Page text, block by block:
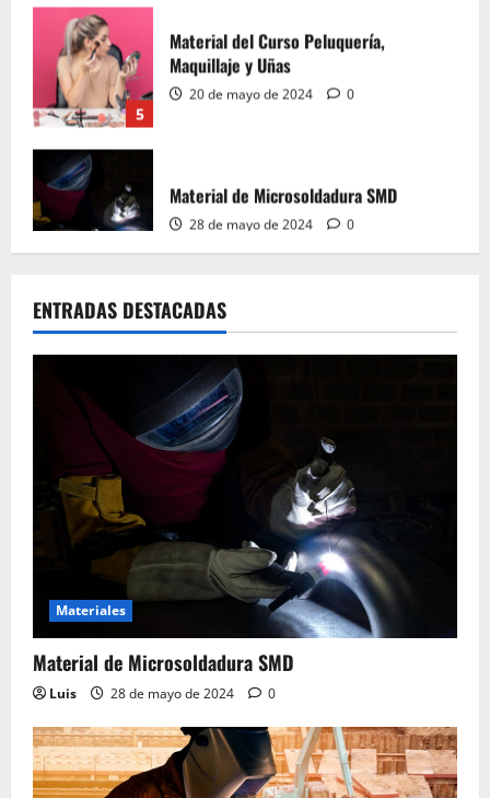
5
20 de mayo de 2024 0
1
28 de mayo de 2024
2
Curso de micro soldadura SMD
28 de mayo de 2024 0
Material de aprender a leer Diagramas
Esquemáticos Electrónicos, Manuales de
Servicio
28 de mayo de 2024 0
4
Aprende a leer Diagramas Esquemáticos
Electrónicos, Manuales de Servicio
28 de mayo de 2024 0
5
Maquillaje y Uñas
20 de mayo de 2024 0
ENTRADAS DESTACADAS
Materiales
Material de Microsoldadura SMD
Luis 28 de mayo de 2024 0